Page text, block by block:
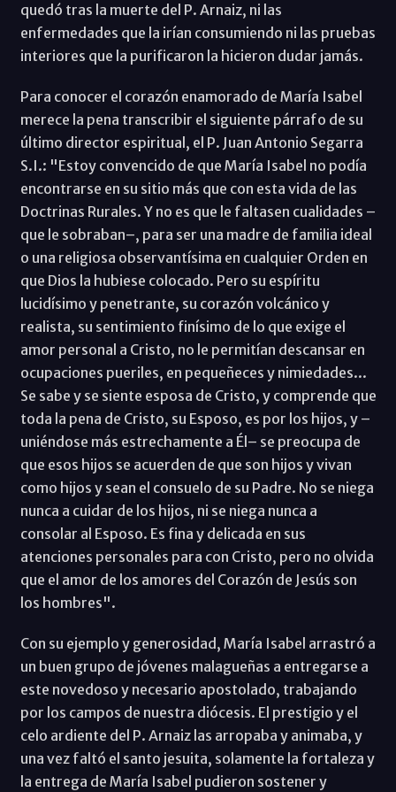
quedó tras la muerte del P. Arnaiz, ni las
enfermedades que la irían consumiendo ni las pruebas
interiores que la purificaron la hicieron dudar jamás.
Para conocer el corazón enamorado de María Isabel
merece la pena transcribir el siguiente párrafo de su
último director espiritual, el P. Juan Antonio Segarra
S.I.: "Estoy convencido de que María Isabel no podía
encontrarse en su sitio más que con esta vida de las
Doctrinas Rurales. Y no es que le faltasen cualidades –
que le sobraban–, para ser una madre de familia ideal
o una religiosa observantísima en cualquier Orden en
que Dios la hubiese colocado. Pero su espíritu
lucidísimo y penetrante, su corazón volcánico y
realista, su sentimiento finísimo de lo que exige el
amor personal a Cristo, no le permitían descansar en
ocupaciones pueriles, en pequeñeces y nimiedades...
Se sabe y se siente esposa de Cristo, y comprende que
toda la pena de Cristo, su Esposo, es por los hijos, y –
uniéndose más estrechamente a Él– se preocupa de
que esos hijos se acuerden de que son hijos y vivan
como hijos y sean el consuelo de su Padre. No se niega
nunca a cuidar de los hijos, ni se niega nunca a
consolar al Esposo. Es fina y delicada en sus
atenciones personales para con Cristo, pero no olvida
que el amor de los amores del Corazón de Jesús son
los hombres".
Con su ejemplo y generosidad, María Isabel arrastró a
un buen grupo de jóvenes malagueñas a entregarse a
este novedoso y necesario apostolado, trabajando
por los campos de nuestra diócesis. El prestigio y el
celo ardiente del P. Arnaiz las arropaba y animaba, y
una vez faltó el santo jesuita, solamente la fortaleza y
la entrega de María Isabel pudieron sostener y